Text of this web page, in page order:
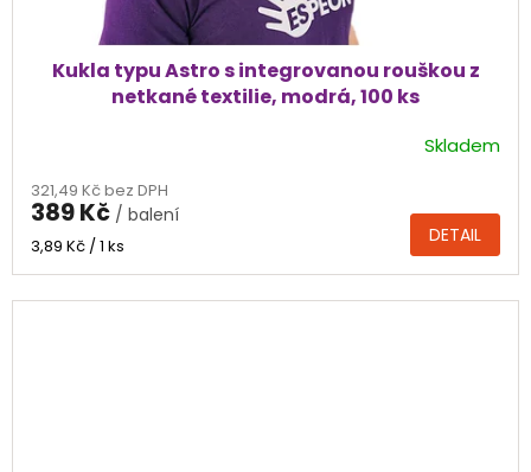
Kukla typu Astro s integrovanou rouškou z
netkané textilie, modrá, 100 ks
produktu
je
5,0
Skladem
321,49 Kč bez DPH
389 Kč / balení
Měrná
3,89 Kč / 1 ks DETAIL